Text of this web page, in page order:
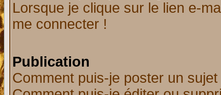
Lorsque je clique sur le lien e-
me connecter !
Publication
Comment puis-je poster un